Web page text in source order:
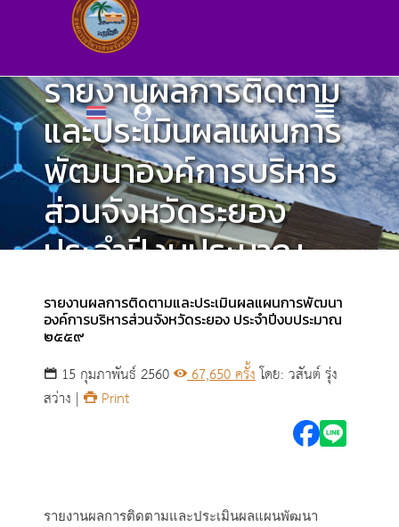
รายงานผลการติดตาม
และประเมินผลแผนการ
พัฒนาองค์การบริหาร
ส่วนจังหวัดระยอง
ประจำปีงบประมาณ
๒๕๕๙
ศูนย์ข้อมูลข่าวสาร
รายงานผลการติดตามและประเมินผลแผนการพัฒนา
องค์การบริหารส่วนจังหวัดระยอง ประจำปีงบประมาณ
๒๕๕๙
15 กุมภาพันธ์ 2560 67,650 ครั้งโดย: วสันต์ รุ่ง
สว่าง |
Print
รายงานผลการติดตามและประเมินผลแผนพัฒนา